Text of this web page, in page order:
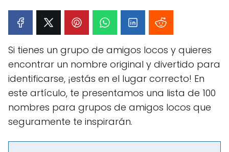
Si tienes un grupo de amigos locos y quieres
encontrar un nombre original y divertido para
identificarse, ¡estás en el lugar correcto! En
este artículo, te presentamos una lista de 100
nombres para grupos de amigos locos que
seguramente te inspirarán.